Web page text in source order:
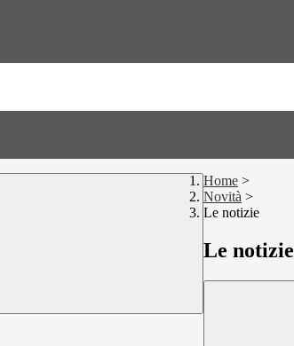
Home >
Novità >
Le notizie
Le notizie